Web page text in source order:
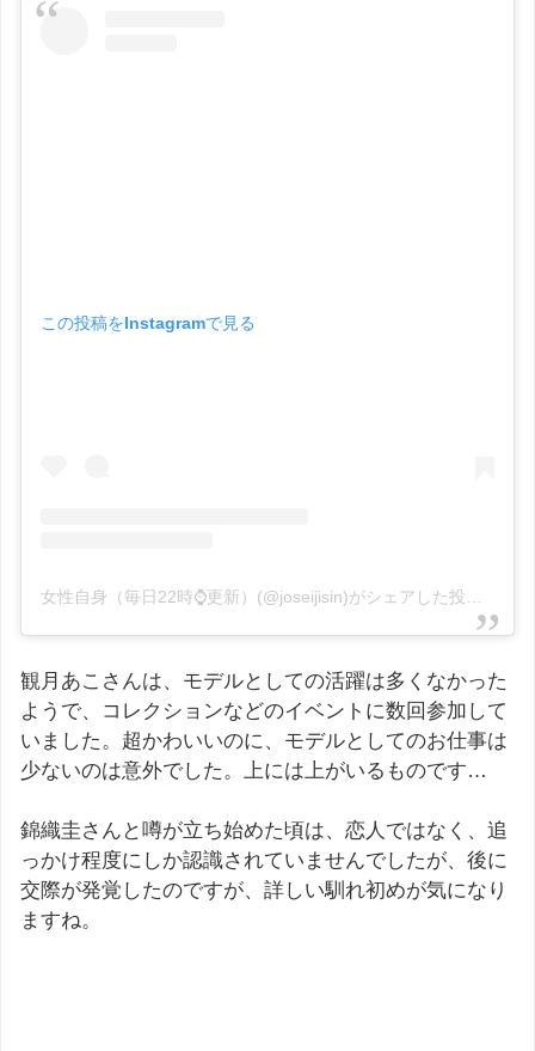
この投稿をInstagramで見る
観月あこさんは、モデルとしての活躍は多くなかった
ようで、コレクションなどのイベントに数回参加して
いました。超かわいいのに、モデルとしてのお仕事は
少ないのは意外でした。上には上がいるものです…
錦織圭さんと噂が立ち始めた頃は、恋人ではなく、追
っかけ程度にしか認識されていませんでしたが、後に
交際が発覚したのですが、詳しい馴れ初めが気になり
ますね。